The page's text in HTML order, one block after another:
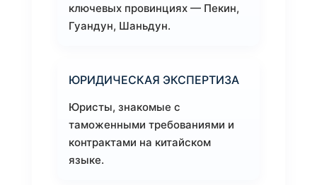
ключевых провинциях — Пекин,
Гуандун, Шаньдун.
ЮРИДИЧЕСКАЯ ЭКСПЕРТИЗА
Юристы, знакомые с
таможенными требованиями и
контрактами на китайском
языке.